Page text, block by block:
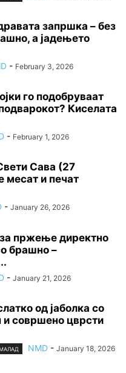
запршка – без
а јадењето
- February 3, 2026
го подобруваат
Киселата
- February 1, 2026
Сава (27
месат и печат
- January 26, 2026
пржење директно
брашно –
- January 21, 2026
од јаболка со
и совршено цврсти
NMD - January 18, 2026